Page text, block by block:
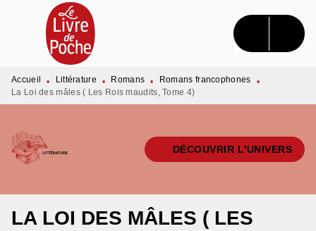
MENU RECHERCHE CONTENU
PIED DE PAGE
Accueil • Littérature • Romans • Romans francophones
•
La Loi des mâles ( Les Rois maudits, Tome 4)
DÉCOUVRIR L'UNIVERS
LA LOI DES MÂLES ( LES